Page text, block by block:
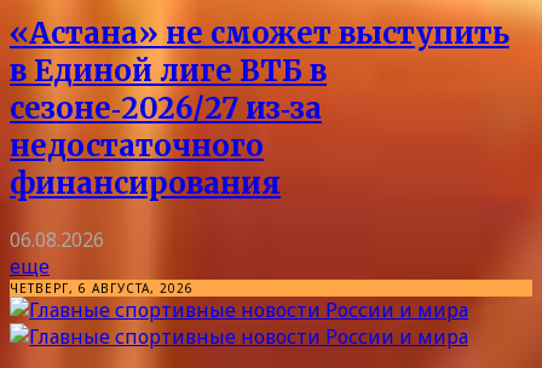
«Астана» не сможет выступить
в Единой лиге ВТБ в
сезоне‑2026/27 из‑за
недостаточного
финансирования
06.08.2026
еще
ЧЕТВЕРГ, 6 АВГУСТА, 2026